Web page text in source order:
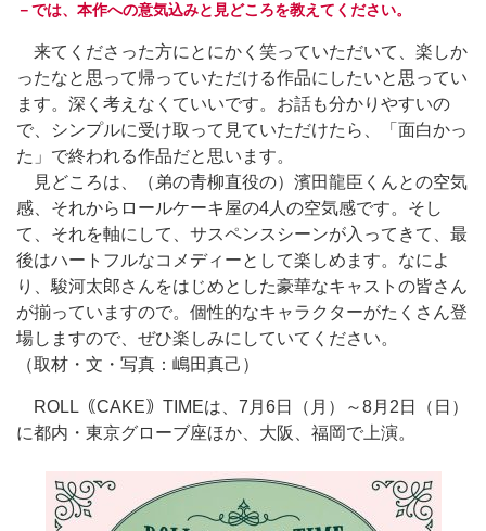
－では、本作への意気込みと見どころを教えてください。
来てくださった方にとにかく笑っていただいて、楽しか
ったなと思って帰っていただける作品にしたいと思ってい
ます。深く考えなくていいです。お話も分かりやすいの
で、シンプルに受け取って見ていただけたら、「面白かっ
た」で終われる作品だと思います。
見どころは、（弟の青柳直役の）濱田龍臣くんとの空気
感、それからロールケーキ屋の4人の空気感です。そし
て、それを軸にして、サスペンスシーンが入ってきて、最
後はハートフルなコメディーとして楽しめます。なによ
り、駿河太郎さんをはじめとした豪華なキャストの皆さん
が揃っていますので。個性的なキャラクターがたくさん登
場しますので、ぜひ楽しみにしていてください。
（取材・文・写真：嶋田真己）
ROLL｟CAKE｠TIMEは、7月6日（月）～8月2日（日）
に都内・東京グローブ座ほか、大阪、福岡で上演。